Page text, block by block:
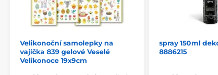
Velikonoční samolepky na
vajíčka 839 gelové Veselé
Velikonoce 19x9cm
spray 150ml
8886215